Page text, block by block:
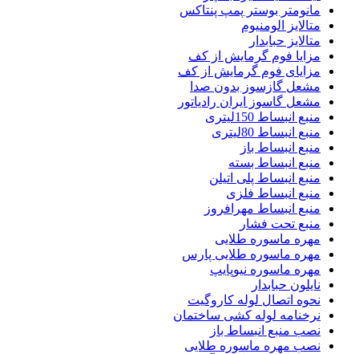
مانومتر بوستر پمپ پنتاکس
متالایز الومنیوم
متالایز حبابدار
مزایا فوم گرمایش از کف
مزایای فوم گرمایش از کف
مشعل گازسوز بدون صدا
مشعل گاسوز ایران رادیاتور
منبع انبساط 150لیتری
منبع انبساط 80لیتری
منبع انبساط باز
منبع انبساط بسته
منبع انبساط پلی اتیلن
منبع انبساط فلزی
منبع انبساط مهرافروز
منبع تحت فشار
مهره ماسوره طلایی
مهره ماسوره طلایی پارس
مهره ماسوره نیوپایپ
نایلون حبابدار
نحوه اتصال لوله کاروگیت
نرخنامه لوله کشی ساختمان
نصب منبع انبساط باز
نصب مهره ماسوره طلایی